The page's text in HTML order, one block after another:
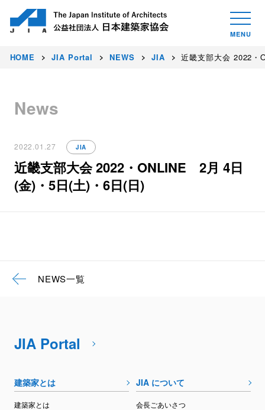
HOME JIA Portal NEWS JIA 近畿支部大会 2022
News
2022.01.27 JIA
近畿支部大会 2022・ONLINE 2月 4日
(金)・5日(土)・6日(日)
NEWS一覧
JIA Portal
建築家とは
建築家とは
JIA について
会長ごあいさつ